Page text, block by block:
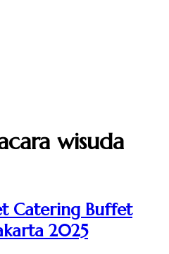
wisuda
Catering Buffet
2025